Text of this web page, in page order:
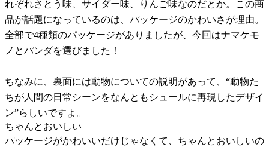
れぞれさとう味、サイダー味、りんご味なのだとか。この商
品が話題になっているのは、パッケージのかわいさが理由。
全部で4種類のパッケージがありましたが、今回はナマケモ
ノとパンダを選びました！
ちなみに、裏面には動物についての説明があって、“動物た
ちが人間の日常シーンをなんともシュールに再現したデザイ
ン”らしいですよ。
ちゃんとおいしい
パッケージがかわいいだけじゃなくて、ちゃんとおいしいの